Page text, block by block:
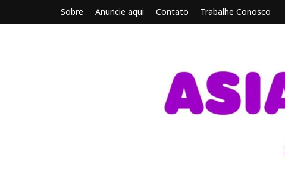
Sobre Anuncie aqui Contato Trabalhe Conosco